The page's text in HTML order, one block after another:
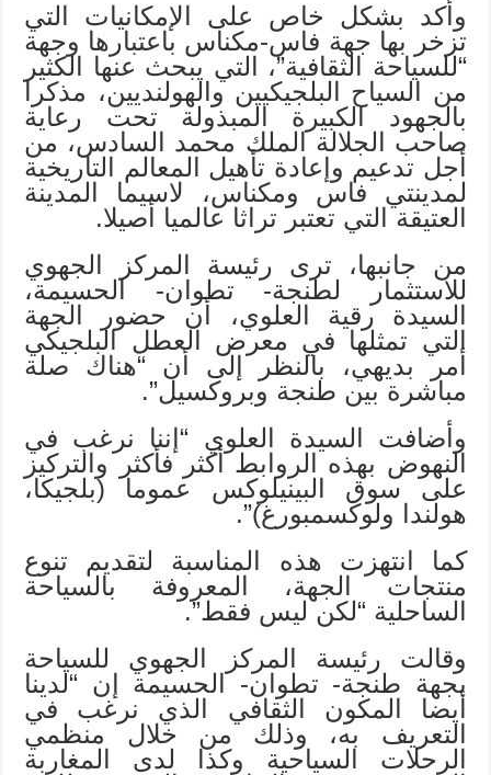
وأكد بشكل خاص على الإمكانيات التي
تزخر بها جهة فاس-مكناس باعتبارها وجهة
“للسياحة الثقافية”، التي يبحث عنها الكثير
من السياح البلجيكيين والهولنديين، مذكرا
بالجهود الكبيرة المبذولة تحت رعاية
صاحب الجلالة الملك محمد السادس، من
أجل تدعيم وإعادة تأهيل المعالم التاريخية
لمدينتي فاس ومكناس، لاسيما المدينة
العتيقة التي تعتبر تراثا عالميا أصيلا.
من جانبها، ترى رئيسة المركز الجهوي
للاستثمار لطنجة- تطوان- الحسيمة،
السيدة رقية العلوي، أن حضور الجهة
التي تمثلها في معرض العطل البلجيكي
أمر بديهي، بالنظر إلى أن “هناك صلة
مباشرة بين طنجة وبروكسيل”.
وأضافت السيدة العلوي “إننا نرغب في
النهوض بهذه الروابط أكثر فأكثر والتركيز
على سوق البينيلوكس عموما (بلجيكا،
هولندا ولوكسمبورغ)”.
كما انتهزت هذه المناسبة لتقديم تنوع
منتجات الجهة، المعروفة بالسياحة
الساحلية “لكن ليس فقط”.
وقالت رئيسة المركز الجهوي للسياحة
بجهة طنجة- تطوان- الحسيمة إن “لدينا
أيضا المكون الثقافي الذي نرغب في
التعريف به، وذلك من خلال منظمي
الرحلات السياحية وكذا لدى المغاربة